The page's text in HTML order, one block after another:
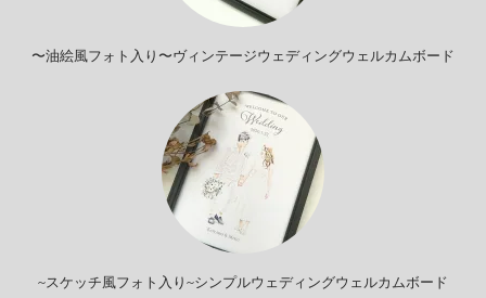
〜油絵風フォト入り〜ヴィンテージウェディングウェルカムボード
~スケッチ風フォト入り~シンプルウェディングウェルカムボード